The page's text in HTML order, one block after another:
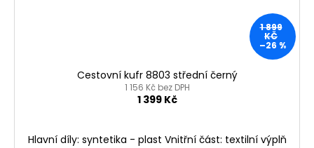
1 899
KČ
–26 %
Cestovní kufr 8803 střední černý
1 156 Kč bez DPH
1 399 Kč
Hlavní díly: syntetika - plast Vnitřní část: textilní výplň